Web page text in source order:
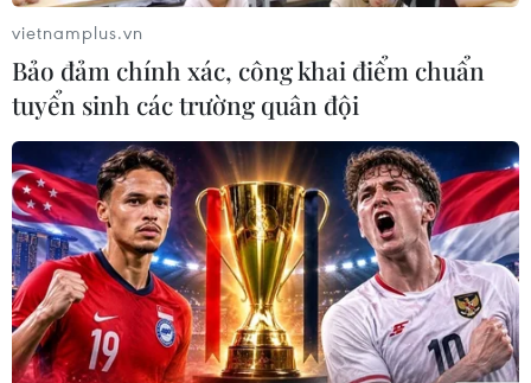
Phép thử nào cho thị trường sau đợt sóng
mới của bitcoin?
18/02/2021 04:06
Chuyên gia Harley Bassman của công ty Simplify Asset
Management cho rằng bitcoin hiện tại không phải là
một phương thức thanh toán hiệu quả cho những giao
dịch khối lượng lớn.
vietnamplus.vn
Bảo đảm chính xác, công khai điểm chuẩn
tuyển sinh các trường quân đội